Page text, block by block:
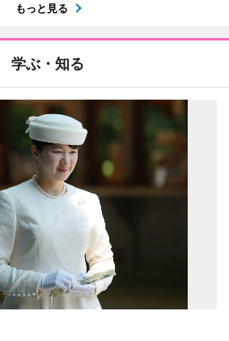
もっと見る
学ぶ・知る